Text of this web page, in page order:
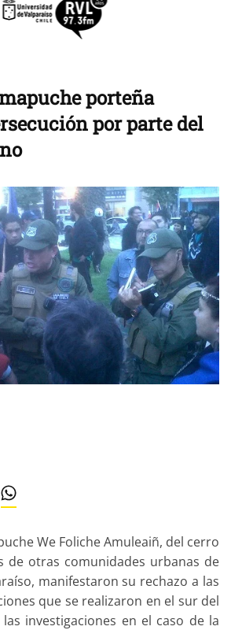
porteña
por parte del
We Foliche Amuleaiñ, del cerro
de otras comunidades urbanas de
manifestaron su rechazo a las
que se realizaron en el sur del
investigaciones en el caso de la